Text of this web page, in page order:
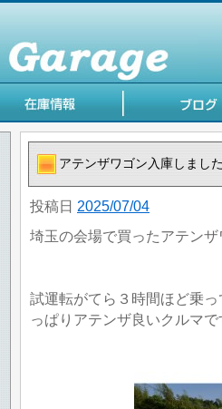
アテンザワゴン入庫しまし
投稿日 2025/07/04
埼玉の会場で買ったアテン
試運転がてら３時間ほど乗
っぱりアテンザ良いクルマで